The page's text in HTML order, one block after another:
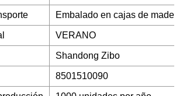
Embalado en cajas de
VERANO
Shandong Zibo
8501510090